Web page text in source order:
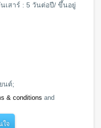
เสาร์ : 5 วันต่อปี/ ขึ้นอยู่
นต์;
& conditions and
ใจ